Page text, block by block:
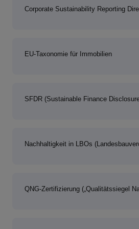
Corporate Sustainability Reporting
EU-Taxonomie für Immobilien
SFDR (Sustainable Finance
Nachhaltigkeit in LBOs
QNG-Zertifizierung („Qualitätssiegel